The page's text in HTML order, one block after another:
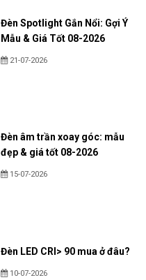
Đèn Spotlight Gắn Nổi: Gợi Ý
Mẫu & Giá Tốt 08-2026
21-07-2026
Đèn âm trần xoay góc: mẫu
đẹp & giá tốt 08-2026
15-07-2026
Đèn LED CRI> 90 mua ở đâu?
10-07-2026